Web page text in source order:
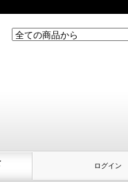
ログイン